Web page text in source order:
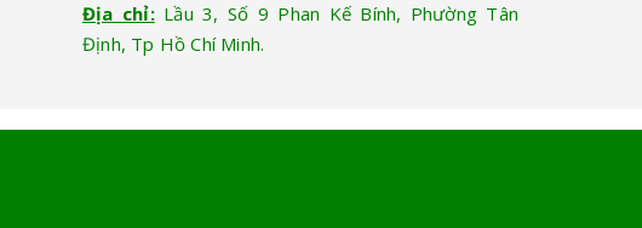
Địa chỉ:Lầu 3, Số 9 Phan Kế Bính, Phường Tân
Định, Tp Hồ Chí Minh.